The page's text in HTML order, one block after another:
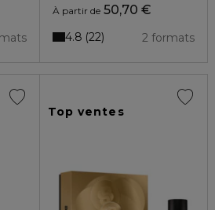
À partir de50,70 €
2 formats
4.8 22
Top ventes